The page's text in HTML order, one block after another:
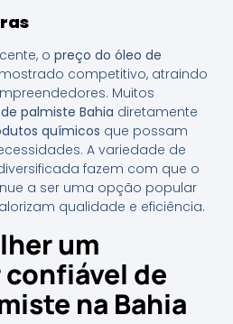
o preço do óleo de
competitivo, atraindo
Muitos
palmiste Bahia diretamente
químicos que possam
A variedade de
fazem com que o
a ser uma opção popular
qualidade e eficiência.
um
de
na Bahia